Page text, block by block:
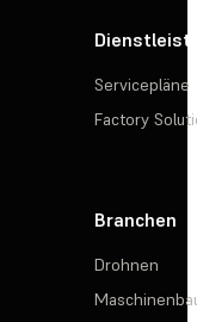
Servicepläne
Factory
Branchen
Drohnen